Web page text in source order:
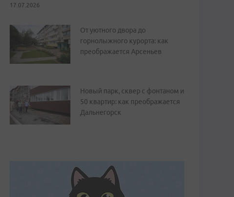
17.07.2026
От уютного двора до
горнолыжного курорта: как
преображается Арсеньев
Новый парк, сквер с фонтаном и
50 квартир: как преображается
Дальнегорск